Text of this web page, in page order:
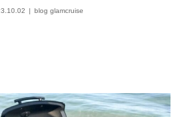
blog glamcruise